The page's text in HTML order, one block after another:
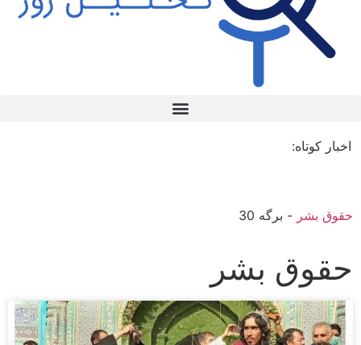
اخبار کوتاه:
حقوق بشر - برگه 30
حقوق بشر